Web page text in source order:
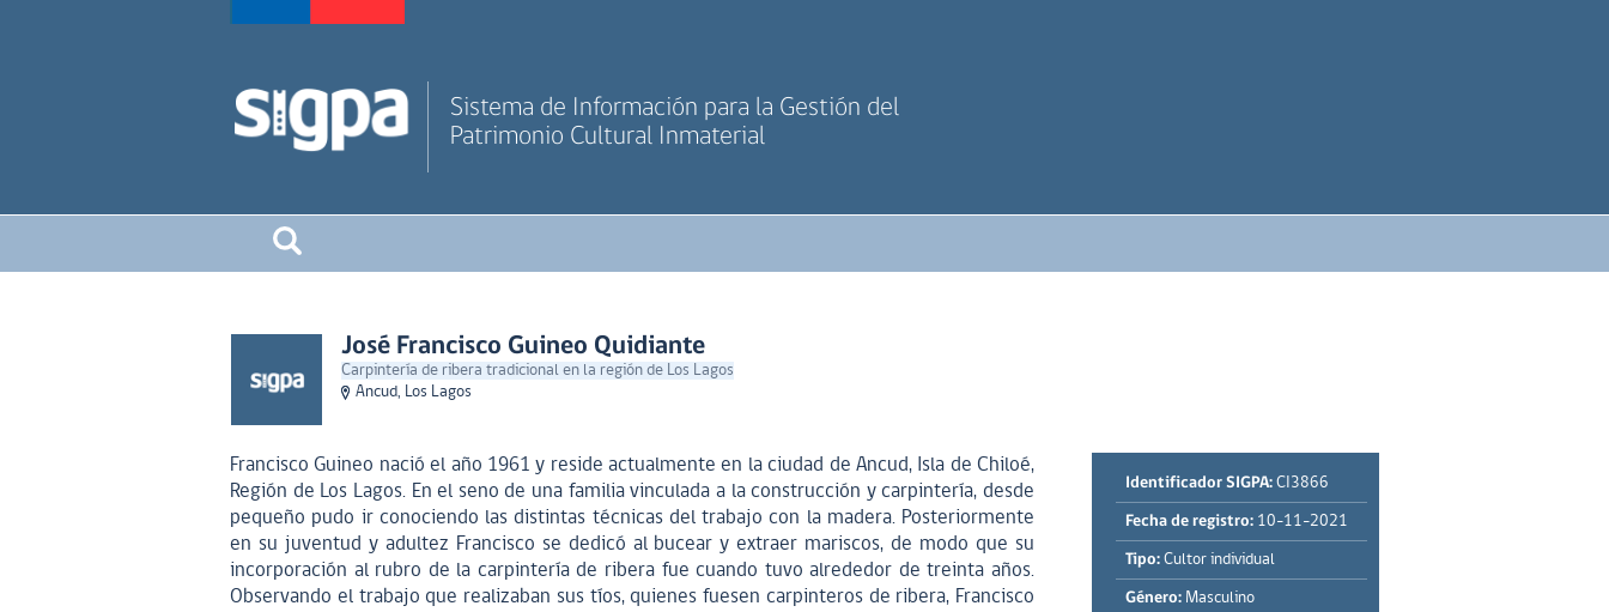
Sistema de Información para la Gestión del
Patrimonio Cultural Inmaterial
José Francisco Guineo Quidiante
Carpintería de ribera tradicional en la región de Los Lagos
Ancud, Los Lagos
Francisco Guineo nació el año 1961 y reside actualmente en la ciudad de Ancud, Isla de Chiloé,
Región de Los Lagos. En el seno de una familia vinculada a la construcción y carpintería, desde
pequeño pudo ir conociendo las distintas técnicas del trabajo con la madera. Posteriormente
en su juventud y adultez Francisco se dedicó al bucear y extraer mariscos, de modo que su
incorporación al rubro de la carpintería de ribera fue cuando tuvo alrededor de treinta años.
Observando el trabajo que realizaban sus tíos, quienes fuesen carpinteros de ribera, Francisco
Identificador SIGPA: CI3866
Fecha de registro: 10-11-2021
Tipo: Cultor individual
Género: Masculino